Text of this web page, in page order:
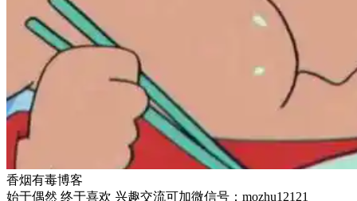
香烟有毒博客
始于偶然 终于喜欢 兴趣交流可加微信号：mozhu12121